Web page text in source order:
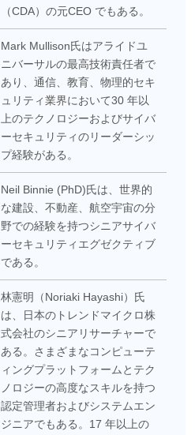
（CDA）の元CEO でもある。
Mark Mullison氏はアライドユ
ニバーサルの最高技術責任者で
あり、通信、教育、物理的セキ
ュリティ業界において30 年以
上のテクノロジーおよびサイバ
ーセキュリティのリーダーシッ
プ経験がある。
Neil Binnie (PhD)氏は、世界的
な建設、不動産、航空宇宙の分
野での経験を持つシニアサイバ
ーセキュリティエグゼクティブ
である。
林憲明（Noriaki Hayashi）氏
は、日本のトレンドマイクロ株
式会社のシニアリサーチャーで
ある。さまざまなコンピューテ
ィングプラットフォームとテク
ノロジーの高度なスキルを持つ
認定管理者およびシステムエン
ジニアでもある。17 年以上の